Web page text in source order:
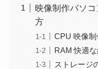
映像制作パソ
方
CPU 映像
RAM 快適
ストレージ